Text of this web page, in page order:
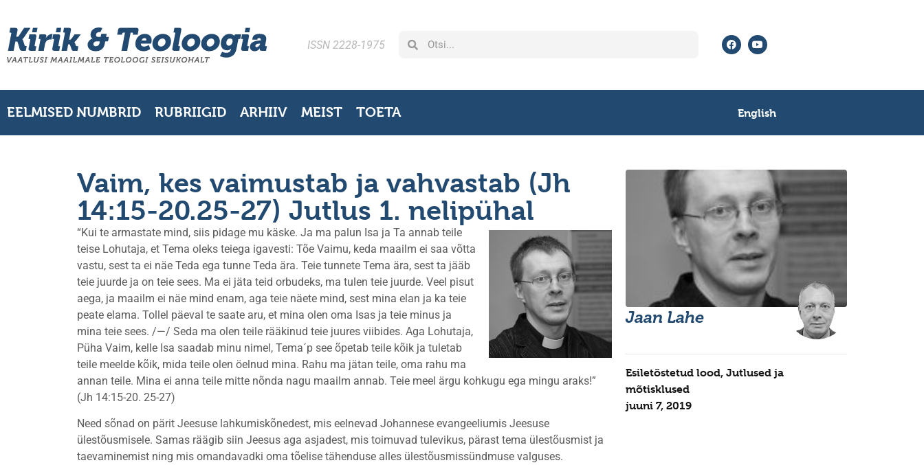
ISSN 2228-1975
EELMISED NUMBRID RUBRIIGID ARHIIV MEIST TOETA English
Vaim, kes vaimustab ja vahvastab (Jh
14:15-20.25-27) Jutlus 1. nelipühal
“Kui te armastate mind, siis pidage mu käske. Ja ma palun Isa ja Ta annab teile
teise Lohutaja, et Tema oleks teiega igavesti: Tõe Vaimu, keda maailm ei saa võtta
vastu, sest ta ei näe Teda ega tunne Teda ära. Teie tunnete Tema ära, sest ta jääb
teie juurde ja on teie sees. Ma ei jäta teid orbudeks, ma tulen teie juurde. Veel pisut
aega, ja maailm ei näe mind enam, aga teie näete mind, sest mina elan ja ka teie
peate elama. Tollel päeval te saate aru, et mina olen oma Isas ja teie minus ja
mina teie sees. /—/ Seda ma olen teile rääkinud teie juures viibides. Aga Lohutaja,
Püha Vaim, kelle Isa saadab minu nimel, Tema´p see õpetab teile kõik ja tuletab
teile meelde kõik, mida teile olen öelnud mina. Rahu ma jätan teile, oma rahu ma
annan teile. Mina ei anna teile mitte nõnda nagu maailm annab. Teie meel ärgu kohkugu ega mingu araks!”
(Jh 14:15-20. 25-27)
Need sõnad on pärit Jeesuse lahkumiskõnedest, mis eelnevad Johannese evangeeliumis Jeesuse
ülestõusmisele. Samas räägib siin Jeesus aga asjadest, mis toimuvad tulevikus, pärast tema ülestõusmist ja
taevaminemist ning mis omandavadki oma tõelise tähenduse alles ülestõusmissündmuse valguses.
Jaan Lahe
Esiletõstetud lood, Jutlused ja
mõtisklused
juuni 7, 2019